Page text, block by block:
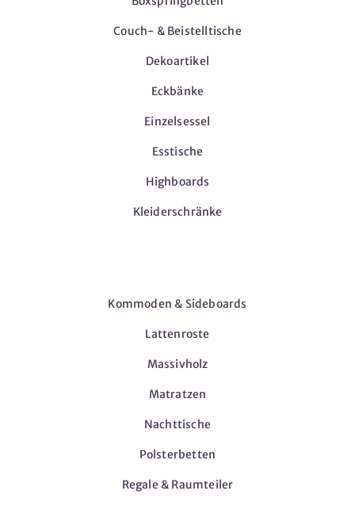
Couch- & Beistelltische
Dekoartikel
Eckbänke
Einzelsessel
Esstische
Highboards
Kleiderschränke
Kommoden & Sideboards
Lattenroste
Massivholz
Matratzen
Nachttische
Polsterbetten
Regale & Raumteiler